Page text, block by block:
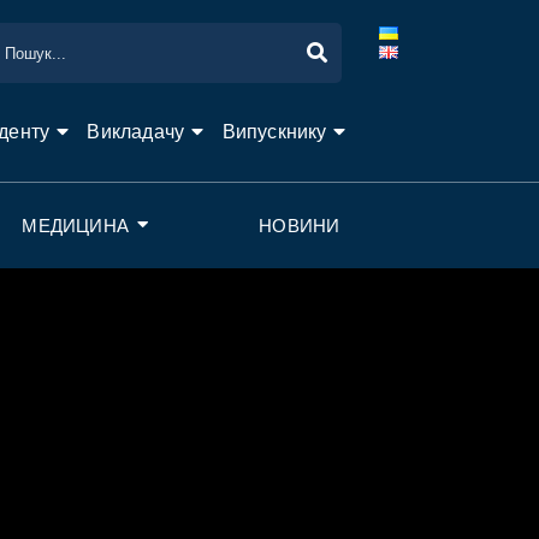
Викладачу Випускнику
МЕДИЦИНА НОВИНИ